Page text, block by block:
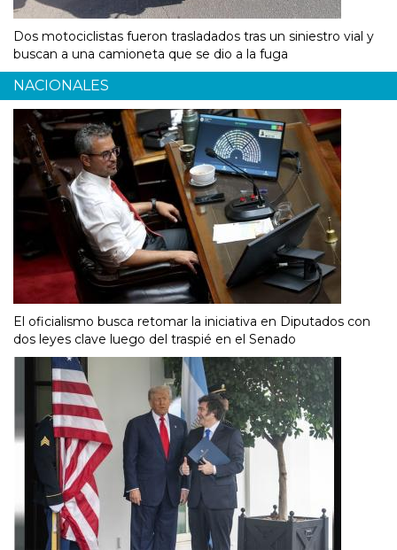
Dos motociclistas fueron trasladados tras un siniestro vial y
buscan a una camioneta que se dio a la fuga
NACIONALES
El oficialismo busca retomar la iniciativa en Diputados con
dos leyes clave luego del traspié en el Senado